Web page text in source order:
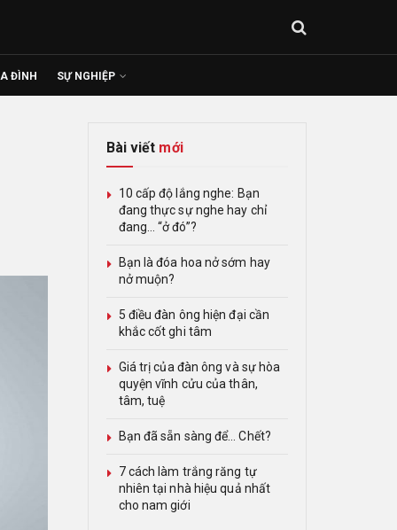
ĐÌNH SỰ NGHIỆP
Bài viết mới
10 cấp độ lắng nghe: Bạn
đang thực sự nghe hay chỉ
đang… “ở đó”?
Bạn là đóa hoa nở sớm hay
nở muộn?
5 điều đàn ông hiện đại cần
khắc cốt ghi tâm
Giá trị của đàn ông và sự hòa
quyện vĩnh cửu của thân,
tâm, tuệ
Bạn đã sẵn sàng để… Chết?
7 cách làm trắng răng tự
nhiên tại nhà hiệu quả nhất
cho nam giới